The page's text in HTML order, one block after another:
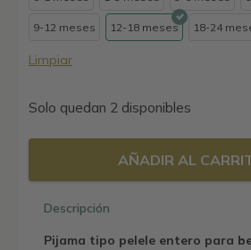
9-12 meses 12-18 meses 18-24
Limpiar
Solo quedan 2 disponibles
AÑADIR AL
Descripción
Pijama tipo pelele entero para